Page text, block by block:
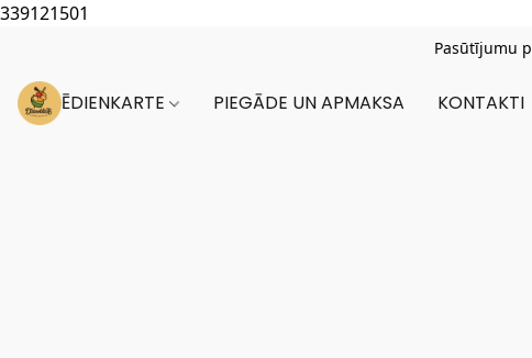
339121501
Pasūtījumu
ĒDIENKARTE PIEGĀDE UN APMAKSA KONTAKTI